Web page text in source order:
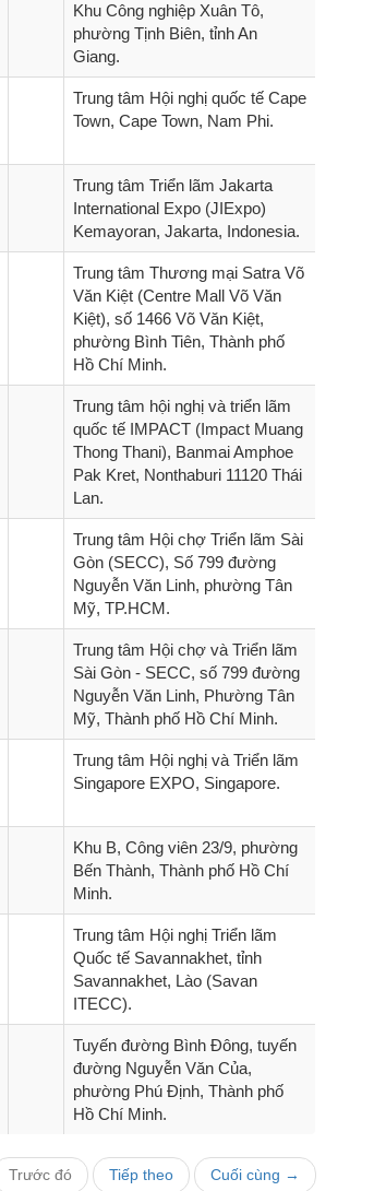
Khu Công nghiệp Xuân Tô,
phường Tịnh Biên, tỉnh An
Giang.
Trung tâm Hội nghị quốc tế Cape
Town, Cape Town, Nam Phi.
Trung tâm Triển lãm Jakarta
International Expo (JIExpo)
Kemayoran, Jakarta, Indonesia.
Trung tâm Thương mại Satra Võ
Văn Kiệt (Centre Mall Võ Văn
Kiệt), số 1466 Võ Văn Kiệt,
phường Bình Tiên, Thành phố
Hồ Chí Minh.
Trung tâm hội nghị và triển lãm
quốc tế IMPACT (Impact Muang
Thong Thani), Banmai Amphoe
Pak Kret, Nonthaburi 11120 Thái
Lan.
Trung tâm Hội chợ Triển lãm Sài
Gòn (SECC), Số 799 đường
Nguyễn Văn Linh, phường Tân
Mỹ, TP.HCM.
Trung tâm Hội chợ và Triển lãm
Sài Gòn - SECC, số 799 đường
Nguyễn Văn Linh, Phường Tân
Mỹ, Thành phố Hồ Chí Minh.
Trung tâm Hội nghị và Triển lãm
Singapore EXPO, Singapore.
Khu B, Công viên 23/9, phường
Bến Thành, Thành phố Hồ Chí
Minh.
Trung tâm Hội nghị Triển lãm
Quốc tế Savannakhet, tỉnh
Savannakhet, Lào (Savan
ITECC).
Tuyến đường Bình Đông, tuyến
đường Nguyễn Văn Của,
phường Phú Định, Thành phố
Hồ Chí Minh.
Trước đó Tiếp theo Cuối cùng →